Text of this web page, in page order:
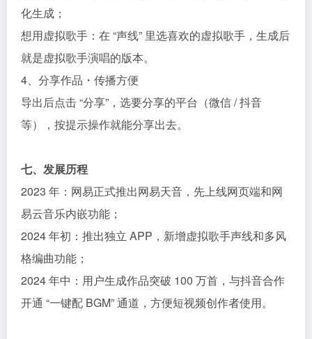
化生成；​
想用虚拟歌手：在 “声线” 里选喜欢的虚拟歌手，生成后
就是虚拟歌手演唱的版本。​
4、分享作品・传播方便​
导出后点击 “分享”，选要分享的平台（微信 / 抖音
等），按提示操作就能分享出去。
七、发展历程​
2023 年：网易正式推出网易天音，先上线网页端和网
易云音乐内嵌功能；​
2024 年初：推出独立 APP，新增虚拟歌手声线和多风
格编曲功能；​
2024 年中：用户生成作品突破 100 万首，与抖音合作
开通 “一键配 BGM” 通道，方便短视频创作者使用。​